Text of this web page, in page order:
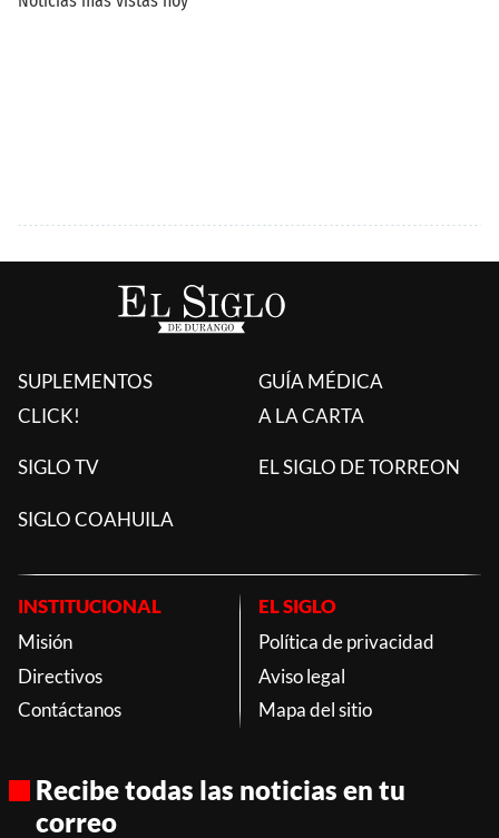
SUPLEMENTOS
CLICK!
GUÍA MÉDICA
A LA CARTA
SIGLO TV EL SIGLO DE TORREON
SIGLO COAHUILA
INSTITUCIONAL
Misión
Directivos
Contáctanos
EL SIGLO
Política de privacidad
Aviso legal
Mapa del sitio
Recibe todas las noticias en tu
correo